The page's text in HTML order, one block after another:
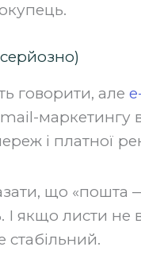
говорити, але
mail-
і платної
що «пошта
І якщо листи
стабільний.